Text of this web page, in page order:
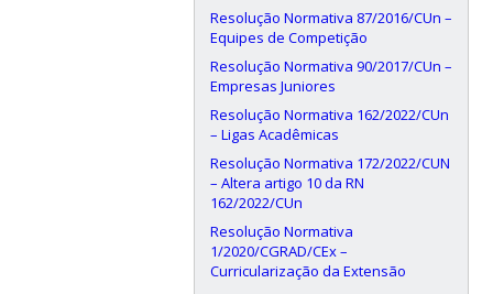
Resolução Normativa 87/2016/CUn –
Equipes de Competição
Resolução Normativa 90/2017/CUn –
Empresas Juniores
Resolução Normativa 162/2022/CUn
– Ligas Acadêmicas
Resolução Normativa 172/2022/CUN
– Altera artigo 10 da RN
162/2022/CUn
Resolução Normativa
1/2020/CGRAD/CEx –
Curricularização da Extensão